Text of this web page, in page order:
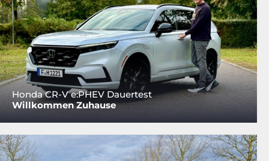
Honda CR-V e:PHEV Dauertest
Willkommen Zuhause